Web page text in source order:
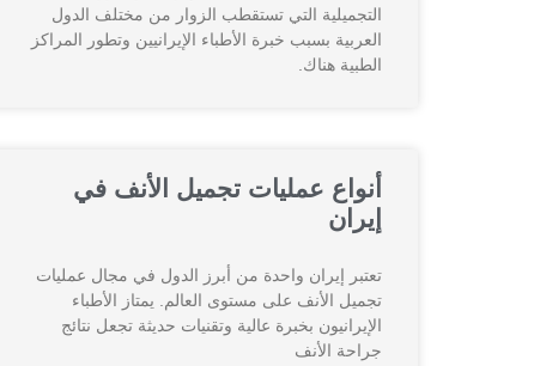
التجميلية التي تستقطب الزوار من مختلف الدول
العربية بسبب خبرة الأطباء الإيرانيين وتطور المراكز
الطبية هناك.
أنواع عمليات تجميل الأنف في
إيران
تعتبر إيران واحدة من أبرز الدول في مجال عمليات
تجميل الأنف على مستوى العالم. يمتاز الأطباء
الإيرانيون بخبرة عالية وتقنيات حديثة تجعل نتائج
جراحة الأنف